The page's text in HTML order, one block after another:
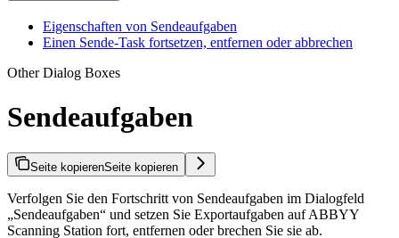
Eigenschaften von Sendeaufgaben
Einen Sende-Task fortsetzen, entfernen oder abbrechen
Other Dialog Boxes
Sendeaufgaben
Seite kopierenSeite kopieren
Verfolgen Sie den Fortschritt von Sendeaufgaben im Dialogfeld
„Sendeaufgaben“ und setzen Sie Exportaufgaben auf ABBYY
Scanning Station fort, entfernen oder brechen Sie sie ab.